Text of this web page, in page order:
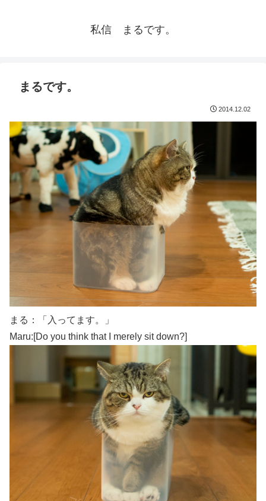
私信 まるです。
まるです。
2014.12.02
まる：「入ってます。」
Maru:[Do you think that I merely sit down?]